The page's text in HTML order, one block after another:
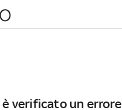
è verificato un errore